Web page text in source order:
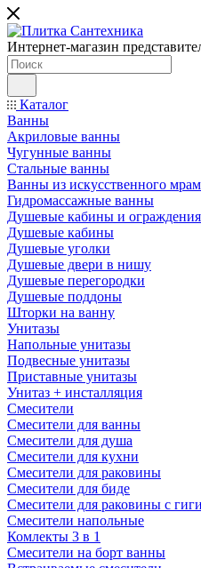
Интернет-магазин
Каталог
Ванны
Акриловые ванны
Чугунные ванны
Стальные ванны
Ванны из искусственного
Гидромассажные ванны
Душевые кабины и ограждения
Душевые кабины
Душевые уголки
Душевые двери в нишу
Душевые перегородки
Душевые поддоны
Шторки на ванну
Унитазы
Напольные унитазы
Подвесные унитазы
Приставные унитазы
Унитаз + инсталляция
Смесители
Смесители для ванны
Смесители для душа
Смесители для кухни
Смесители для раковины
Смесители для биде
Смесители для раковины с
Смесители напольные
Комлекты 3 в 1
Смесители на борт ванны